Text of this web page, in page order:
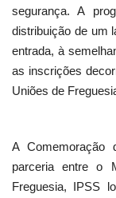
segurança. A
distribuição de um
entrada, à
as inscrições
Uniões de
A Comemoração
parceria entre o
Freguesia, IPSS